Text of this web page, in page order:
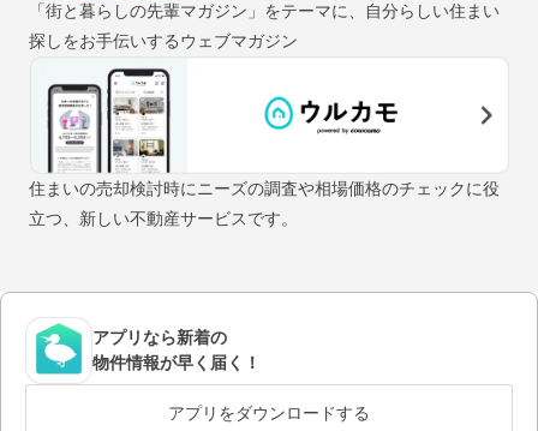
「街と暮らしの先輩マガジン」をテーマに、自分らしい住まい
探しをお手伝いするウェブマガジン
住まいの売却検討時にニーズの調査や相場価格のチェックに役
立つ、新しい不動産サービスです。
アプリなら新着の
物件情報が早く届く！
アプリをダウンロードする